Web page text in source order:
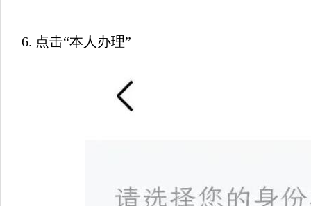
6. 点击“本人办理”